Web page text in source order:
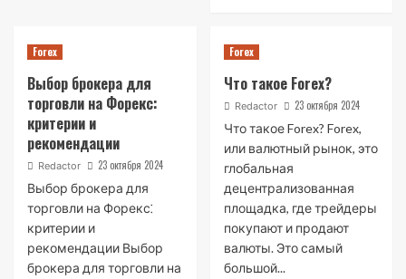
Forex
Выбор брокера для
торговли на Форекс:
критерии и
рекомендации
Redactor 23 октября 2024
Выбор брокера для
торговли на Форекс⁚
критерии и
рекомендации Выбор
брокера для торговли на
Forex
Что такое Forex?
Redactor 23 октября 2024
Что такое Forex? Forex,
или валютный рынок, это
глобальная
децентрализованная
площадка, где трейдеры
покупают и продают
валюты. Это самый
большой...